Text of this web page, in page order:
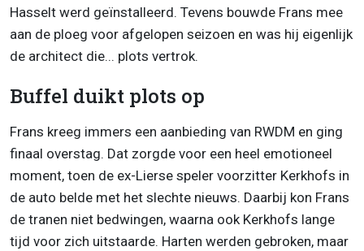
Hasselt werd geïnstalleerd. Tevens bouwde Frans mee
aan de ploeg voor afgelopen seizoen en was hij eigenlijk
de architect die... plots vertrok.
Buffel duikt plots op
Frans kreeg immers een aanbieding van RWDM en ging
finaal overstag. Dat zorgde voor een heel emotioneel
moment, toen de ex-Lierse speler voorzitter Kerkhofs in
de auto belde met het slechte nieuws. Daarbij kon Frans
de tranen niet bedwingen, waarna ook Kerkhofs lange
tijd voor zich uitstaarde. Harten werden gebroken, maar